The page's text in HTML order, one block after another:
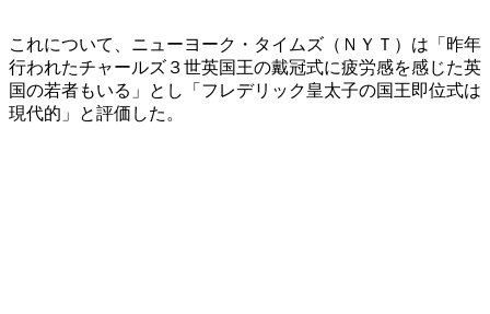
これについて、ニューヨーク・タイムズ（ＮＹＴ）は「昨年
行われたチャールズ３世英国王の戴冠式に疲労感を感じた英
国の若者もいる」とし「フレデリック皇太子の国王即位式は
現代的」と評価した。